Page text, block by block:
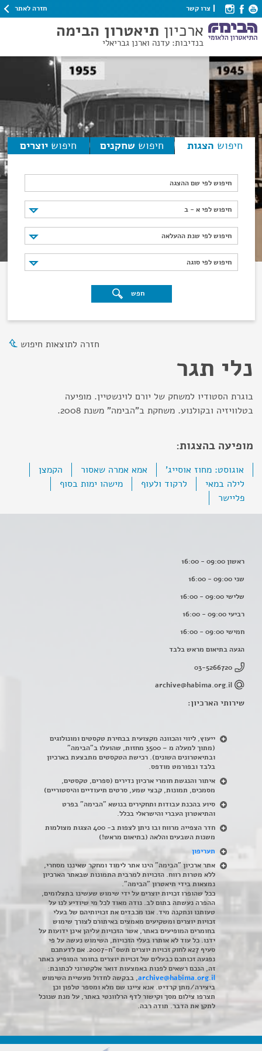
צרו קשר חזרה לאתר
ארכיון תיאטרון הבימה
בנדיבות: עדנה וארנן גבריאלי
חיפוש הצגות חיפוש שחקנים חיפוש יוצרים
חיפוש לפי שם ההצגה
חיפוש לפי א - ב
חיפוש לפי א - ב
חיפוש לפי שנת ההעלאה
חיפוש לפי שנת ההעלאה
חיפוש לפי סוגה
חיפוש לפי סוגה
חפש
חזרה לתוצאות חיפוש
נלי תגר
בוגרת הסטודיו למשחק של יורם לוינשטיין. מופיעה
בטלוויזיה ובקולנוע. משחקת ב"הבימה" משנת 2008.
מופיעה בהצגות:
אוגוסט: מחוז אוסייג' אמא אמרה שאסור
הקמצן
לילה במאי
לרקוד ולעוף
מישהו ימות בסוף
פליישר
ראשון 09:00 - 16:00
שני 09:00 - 16:00
שלישי 09:00 - 16:00
רביעי 09:00 - 16:00
חמישי 09:00 - 16:00
הגעה בתיאום מראש בלבד
03-5266720
archive@habima.org.il
שירותי הארכיון:
ייעוץ, ליווי והכוונה מקצועית בבחירת טקסטים ומונולוגים
(מתוך למעלה מ – 3500 מחזות, שהועלו ב"הבימה"
ובתיאטרונים השונים). רכישת הטקסטים מתבצעת בארכיון
בלבד ובפורמט מודפס.
איתור והנגשת חומרי ארכיון נדירים (ספרים, טקסטים,
מסמכים, תמונות, קבצי שמע, סרטים תיעודיים והיסטוריים)
סיוע בהכנת עבודות ותחקירים בנושא "הבימה" בפרט
והתיאטרון העברי והישראלי בכלל.
חדר הצפייה מרווח ובו ניתן לצפות ב- 400 הצגות מצולמות
משנות השבעים והלאה (בתיאום מראש!)
תעריפון
אתר ארכיון "הבימה" הינו אתר לימוד ומחקר שאיננו מסחרי,
ללא מטרות רווח. הזכויות למרבית התמונות שבאתר הארכיון
נמצאות בידי תיאטרון "הבימה".
ככל שהופרו זכויות יוצרים על ידי שימוש שעשינו בתצלומים,
ההפרה נעשתה בתום לב. נודה מאוד לכל מי שיודיע לנו על
טעותנו ונתקנה מיד. אנו מכבדים את זכויותיהם של בעלי
זכויות יוצרים ומשקיעים מאמצים באיתורם לצורך שימוש
בחומרים המופיעים באתר, אשר הזכויות עליהן אינן ידועות על
ידנו. כל עוד לא אותרו בעלי הזכויות, השימוש נעשה על פי
סעיף 27א לחוק זכויות יוצרים תשס"ח-2007. אם לדעתכם
נפגעה זכותכם כבעלים של זכויות יוצרים בחומר המופיע באתר
זה, הנכם רשאים לפנות באמצעות דואר אלקטרוני לכתובת:
archive@habima.org.il, בבקשה לחדול מעשיית השימוש
ביצירה/מתן קרדיט. אנא ציינו שם מלא ומספר טלפון וכן
תצרפו צילום מסך וקישור לדף הרלוונטי באתר, על מנת שנוכל
לתקן את הדבר. תודה רבה.